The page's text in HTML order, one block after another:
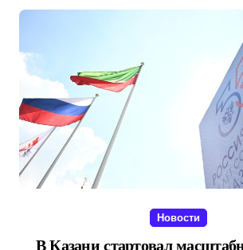
Новости
В Казани стартовал